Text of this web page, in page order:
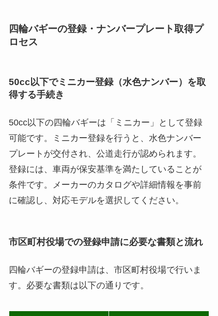
四輪バギーの登録・ナンバープレート取得プ
ロセス
50cc以下でミニカー登録（水色ナンバー）を取
得する手続き
50cc以下の四輪バギーは「ミニカー」として登録
可能です。ミニカー登録を行うと、水色ナンバー
プレートが交付され、公道走行が認められます。
登録には、車両が保安基準を満たしていることが
条件です。メーカーのカタログや詳細情報を事前
に確認し、対応モデルを選択してください。
市区町村役場での登録申請に必要な書類と流れ
四輪バギーの登録申請は、市区町村役場で行いま
す。必要な書類は以下の通りです。